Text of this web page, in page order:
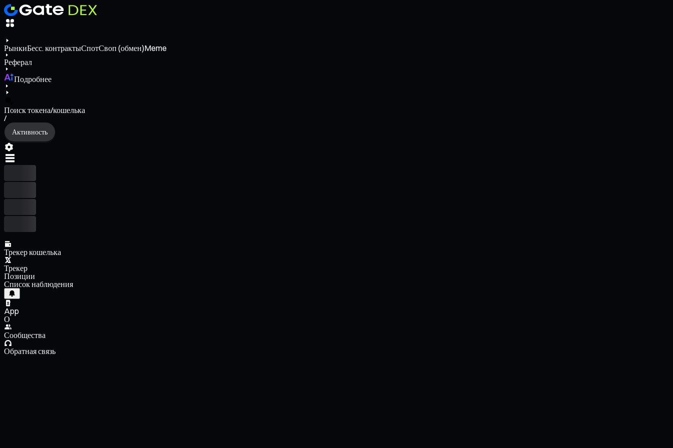
РынкиБесс. контрактыСпотСвоп (обмен)Meme
Реферал
Подробнее
Поиск токена/кошелька
/
Активность
Трекер кошелька
Трекер
Позиции
Список наблюдения
App
О
Сообщества
Обратная связь